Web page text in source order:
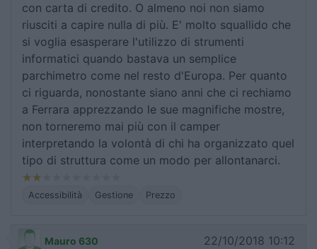
con carta di credito. O almeno noi non siamo
riusciti a capire nulla di più. E' molto squallido che
si voglia esasperare l'utilizzo di strumenti
informatici quando bastava un semplice
parchimetro come nel resto d'Europa. Per quanto
ci riguarda, nonostante siano anni che ci rechiamo
a Ferrara apprezzando le sue magnifiche mostre,
non torneremo mai più con il camper
interpretando la volontà di chi ha organizzato quel
tipo di struttura come un modo per allontanarci.
Accessibilità Gestione Prezzo
Mauro 630 22/10/2018 10:12